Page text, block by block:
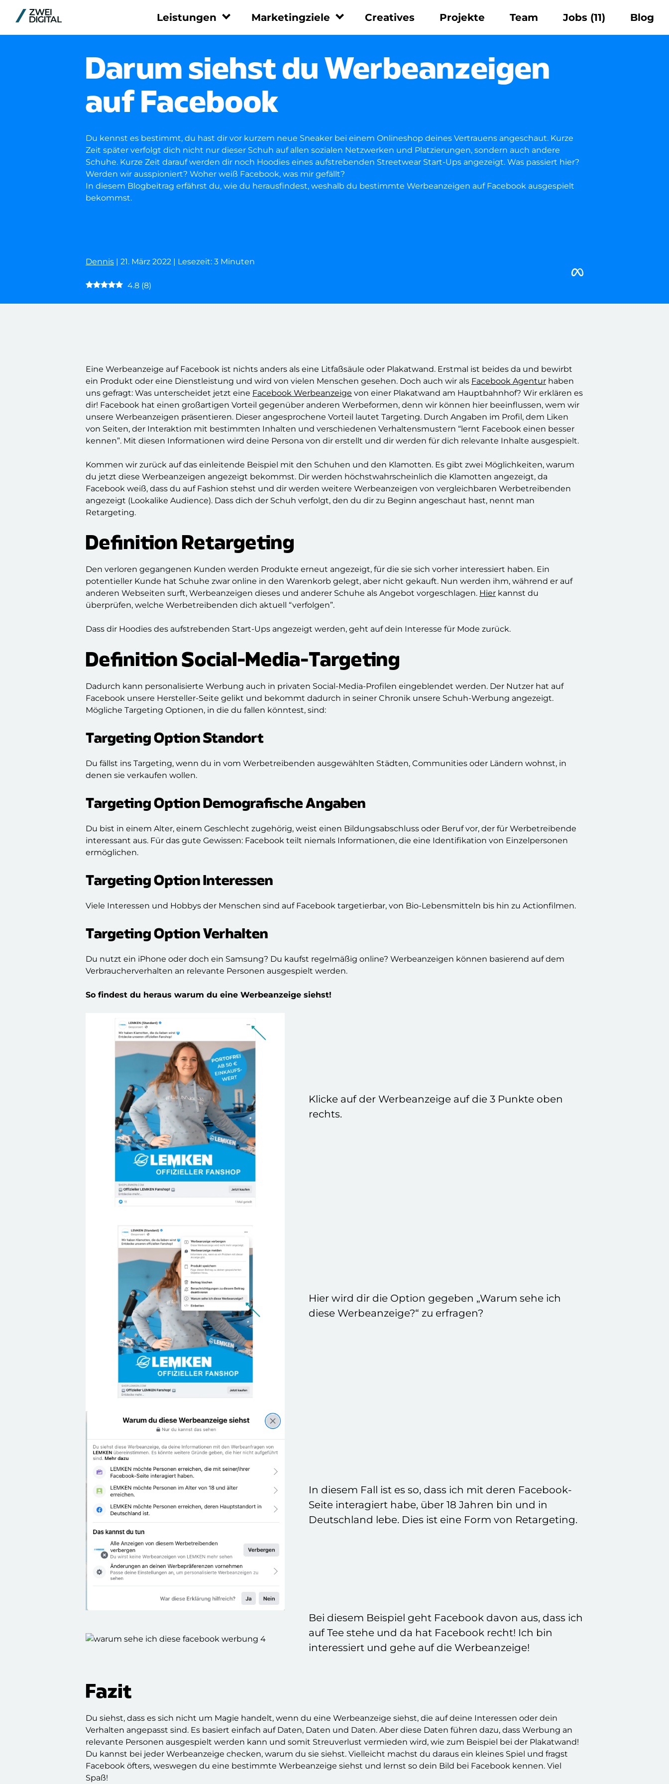
Leistungen
Meta
TikTok
LinkedIn
Reddit
Performance
Marketing
UGC
Whitepaper
Beratung
Reporting
Marketingziele
Leadgenerierung
Social Recruiting
App Installationen
Creatives Projekte Team Jobs (11) Blog
Darum siehst du Werbeanzeigen
auf Facebook
Du kennst es bestimmt, du hast dir vor kurzem neue Sneaker bei einem Onlineshop deines Vertrauens angeschaut. Kurze
Zeit später verfolgt dich nicht nur dieser Schuh auf allen sozialen Netzwerken und Platzierungen, sondern auch andere
Schuhe. Kurze Zeit darauf werden dir noch Hoodies eines aufstrebenden Streetwear Start-Ups angezeigt. Was passiert hier?
Werden wir ausspioniert? Woher weiß Facebook, was mir gefällt?
In diesem Blogbeitrag erfährst du, wie du herausfindest, weshalb du bestimmte Werbeanzeigen auf Facebook ausgespielt
bekommst.
Dennis | 21. März 2022 | Lesezeit: 3 Minuten
4.8 (8)
Eine Werbeanzeige auf Facebook ist nichts anders als eine Litfaßsäule oder Plakatwand. Erstmal ist beides da und bewirbt
ein Produkt oder eine Dienstleistung und wird von vielen Menschen gesehen. Doch auch wir als Facebook Agentur haben
uns gefragt: Was unterscheidet jetzt eine Facebook Werbeanzeige von einer Plakatwand am Hauptbahnhof? Wir erklären es
dir! Facebook hat einen großartigen Vorteil gegenüber anderen Werbeformen, denn wir können hier beeinflussen, wem wir
unsere Werbeanzeigen präsentieren. Dieser angesprochene Vorteil lautet Targeting. Durch Angaben im Profil, dem Liken
von Seiten, der Interaktion mit bestimmten Inhalten und verschiedenen Verhaltensmustern “lernt Facebook einen besser
kennen”. Mit diesen Informationen wird deine Persona von dir erstellt und dir werden für dich relevante Inhalte ausgespielt.
Kommen wir zurück auf das einleitende Beispiel mit den Schuhen und den Klamotten. Es gibt zwei Möglichkeiten, warum
du jetzt diese Werbeanzeigen angezeigt bekommst. Dir werden höchstwahrscheinlich die Klamotten angezeigt, da
Facebook weiß, dass du auf Fashion stehst und dir werden weitere Werbeanzeigen von vergleichbaren Werbetreibenden
angezeigt (Lookalike Audience). Dass dich der Schuh verfolgt, den du dir zu Beginn angeschaut hast, nennt man
Retargeting.
Definition Retargeting
Den verloren gegangenen Kunden werden Produkte erneut angezeigt, für die sie sich vorher interessiert haben. Ein
potentieller Kunde hat Schuhe zwar online in den Warenkorb gelegt, aber nicht gekauft. Nun werden ihm, während er auf
anderen Webseiten surft, Werbeanzeigen dieses und anderer Schuhe als Angebot vorgeschlagen. Hier kannst du
überprüfen, welche Werbetreibenden dich aktuell “verfolgen”.
Dass dir Hoodies des aufstrebenden Start-Ups angezeigt werden, geht auf dein Interesse für Mode zurück.
Definition Social-Media-Targeting
Dadurch kann personalisierte Werbung auch in privaten Social-Media-Profilen eingeblendet werden. Der Nutzer hat auf
Facebook unsere Hersteller-Seite gelikt und bekommt dadurch in seiner Chronik unsere Schuh-Werbung angezeigt.
Mögliche Targeting Optionen, in die du fallen könntest, sind:
Targeting Option Standort
Du fällst ins Targeting, wenn du in vom Werbetreibenden ausgewählten Städten, Communities oder Ländern wohnst, in
denen sie verkaufen wollen.
Targeting Option Demografische Angaben
Du bist in einem Alter, einem Geschlecht zugehörig, weist einen Bildungsabschluss oder Beruf vor, der für Werbetreibende
interessant aus. Für das gute Gewissen: Facebook teilt niemals Informationen, die eine Identifikation von Einzelpersonen
ermöglichen.
Targeting Option Interessen
Viele Interessen und Hobbys der Menschen sind auf Facebook targetierbar, von Bio-Lebensmitteln bis hin zu Actionfilmen.
Targeting Option Verhalten
Du nutzt ein iPhone oder doch ein Samsung? Du kaufst regelmäßig online? Werbeanzeigen können basierend auf dem
Verbraucherverhalten an relevante Personen ausgespielt werden.
So findest du heraus warum du eine Werbeanzeige siehst!
Klicke auf der Werbeanzeige auf die 3 Punkte oben
rechts.
Hier wird dir die Option gegeben „Warum sehe ich
diese Werbeanzeige?“ zu erfragen?
In diesem Fall ist es so, dass ich mit deren Facebook-
Seite interagiert habe, über 18 Jahren bin und in
Deutschland lebe. Dies ist eine Form von Retargeting.
Bei diesem Beispiel geht Facebook davon aus, dass ich
auf Tee stehe und da hat Facebook recht! Ich bin
interessiert und gehe auf die Werbeanzeige!
Fazit
Du siehst, dass es sich nicht um Magie handelt, wenn du eine Werbeanzeige siehst, die auf deine Interessen oder dein
Verhalten angepasst sind. Es basiert einfach auf Daten, Daten und Daten. Aber diese Daten führen dazu, dass Werbung an
relevante Personen ausgespielt werden kann und somit Streuverlust vermieden wird, wie zum Beispiel bei der Plakatwand!
Du kannst bei jeder Werbeanzeige checken, warum du sie siehst. Vielleicht machst du daraus ein kleines Spiel und fragst
Facebook öfters, weswegen du eine bestimmte Werbeanzeige siehst und lernst so dein Bild bei Facebook kennen. Viel
Spaß!